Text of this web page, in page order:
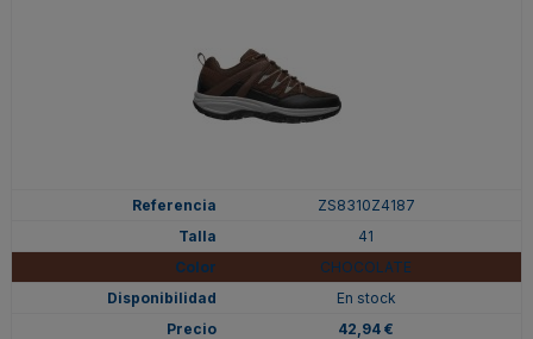
ZS8310Z4187
41
CHOCOLATE
En stock
42,94 €